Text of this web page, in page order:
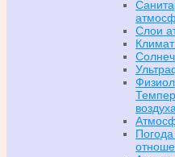
Слои
воздуха